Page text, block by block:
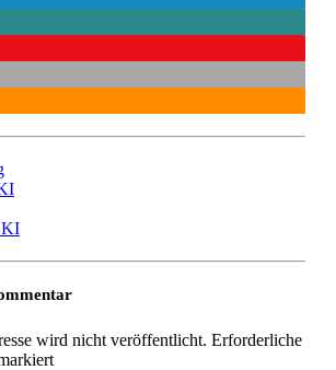
KI
wird nicht veröffentlicht. Erforderliche